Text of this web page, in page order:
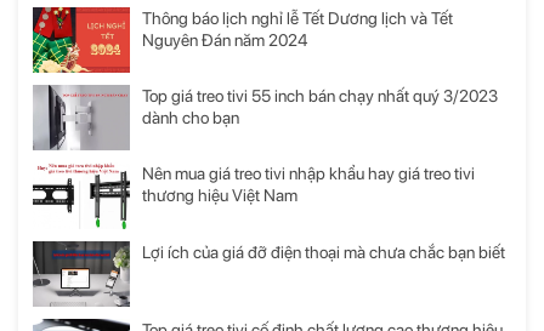
Thông báo lịch nghỉ lễ Tết Dương lịch và Tết
Nguyên Đán năm 2024
Top giá treo tivi 55 inch bán chạy nhất quý 3/2023
dành cho bạn
Nên mua giá treo tivi nhập khẩu hay giá treo tivi
thương hiệu Việt Nam
Lợi ích của giá đỡ điện thoại mà chưa chắc bạn biết